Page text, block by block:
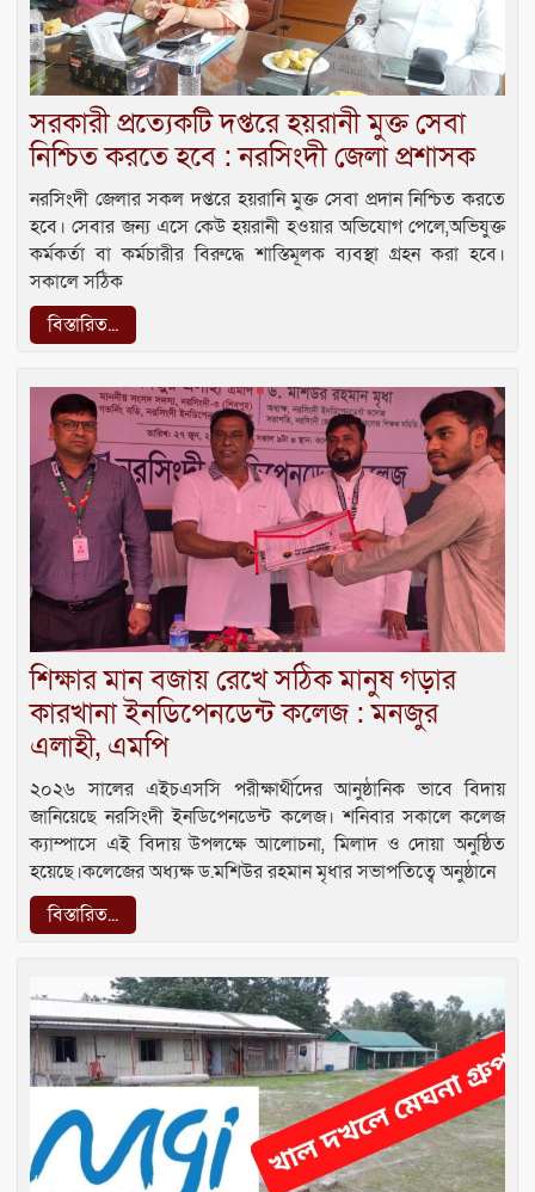
সরকারী প্রত্যেকটি দপ্তরে হয়রানী মুক্ত সেবা
নিশ্চিত করতে হবে : নরসিংদী জেলা প্রশাসক
নরসিংদী জেলার সকল দপ্তরে হয়রানি মুক্ত সেবা প্রদান নিশ্চিত করতে
হবে। সেবার জন্য এসে কেউ হয়রানী হওয়ার অভিযোগ পেলে,অভিযুক্ত
কর্মকর্তা বা কর্মচারীর বিরুদ্ধে শাস্তিমূলক ব্যবস্থা গ্রহন করা হবে।
সকালে সঠিক
বিস্তারিত...
শিক্ষার মান বজায় রেখে সঠিক মানুষ গড়ার
কারখানা ইনডিপেনডেন্ট কলেজ : মনজুর
এলাহী, এমপি
২০২৬ সালের এইচএসসি পরীক্ষার্থীদের আনুষ্ঠানিক ভাবে বিদায়
জানিয়েছে নরসিংদী ইনডিপেনডেন্ট কলেজ। শনিবার সকালে কলেজ
ক্যাম্পাসে এই বিদায় উপলক্ষে আলোচনা, মিলাদ ও দোয়া অনুষ্ঠিত
হয়েছে।কলেজের অধ্যক্ষ ড.মশিউর রহমান মৃধার সভাপতিত্বে অনুষ্ঠানে
বিস্তারিত...